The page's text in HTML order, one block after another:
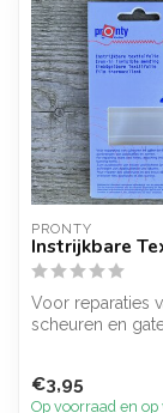
PRONTY
Instrijkbare
Voor reparaties
scheuren en
€3,95
Op voorraad en